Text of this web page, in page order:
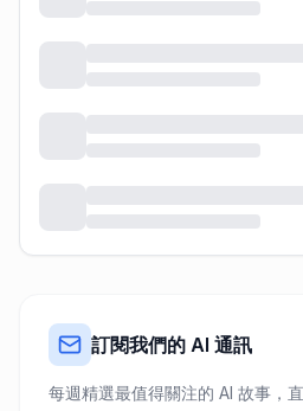
訂閱我們的 AI 通訊
每週精選最值得關注的 AI 故事，